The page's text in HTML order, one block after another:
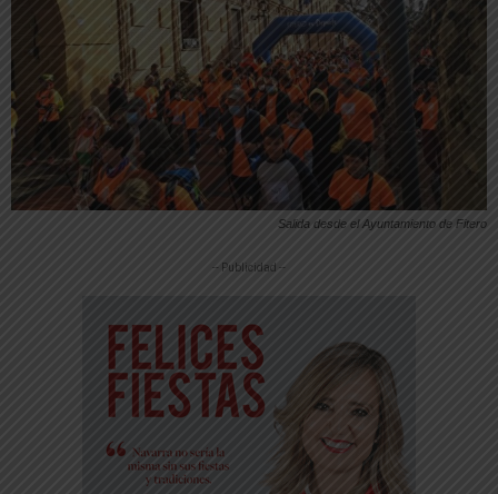
Salida desde el Ayuntamiento de Fitero
-- Publicidad --